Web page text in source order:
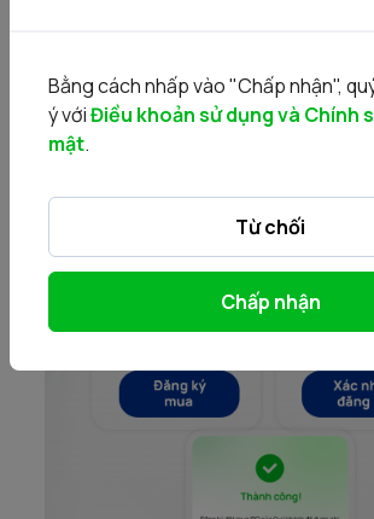
Bằng cách nhấp vào "Chấp nhận",
ý vớiĐiều khoản sử dụng và Chính
mật.
Từ chối
Chấp nhận